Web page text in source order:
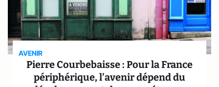
AVENIR
Pierre Courbebaisse : Pour la France
périphérique, l’avenir dépend du